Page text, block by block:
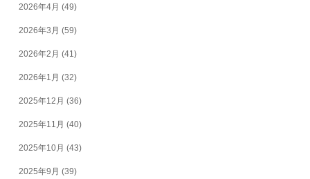
2026年4月 (49)
2026年3月 (59)
2026年2月 (41)
2026年1月 (32)
2025年12月 (36)
2025年11月 (40)
2025年10月 (43)
2025年9月 (39)